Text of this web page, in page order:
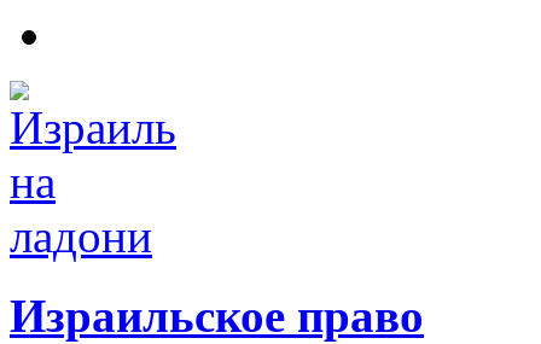
Израильское право